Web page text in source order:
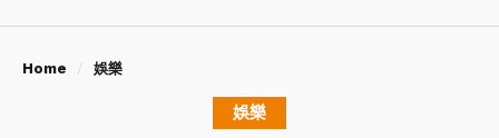
Home 娛樂
娛樂